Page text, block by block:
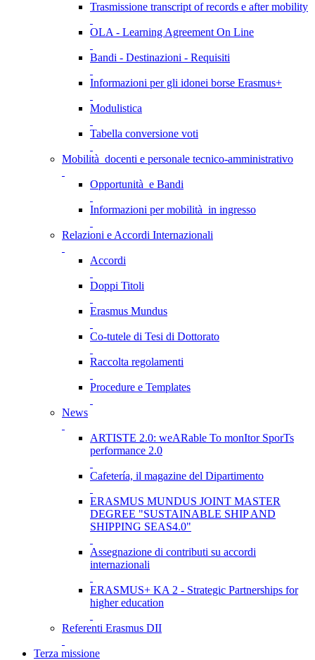
Trasmissione transcript of records e after mobility
OLA - Learning Agreement On Line
Bandi - Destinazioni - Requisiti
Informazioni per gli idonei borse Erasmus+
Modulistica
Tabella conversione voti
Mobilità docenti e personale tecnico-amministrativo
Opportunità e Bandi
Informazioni per mobilità in ingresso
Relazioni e Accordi Internazionali
Accordi
Doppi Titoli
Erasmus Mundus
Co-tutele di Tesi di Dottorato
Raccolta regolamenti
Procedure e Templates
News
ARTISTE 2.0: weARable To monItor SporTs
performance 2.0
Cafetería, il magazine del Dipartimento
ERASMUS MUNDUS JOINT MASTER
DEGREE "SUSTAINABLE SHIP AND
SHIPPING SEAS4.0"
Assegnazione di contributi su accordi
internazionali
ERASMUS+ KA 2 - Strategic Partnerships for
higher education
Referenti Erasmus DII
Terza missione